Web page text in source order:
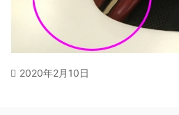
2020年2月10日